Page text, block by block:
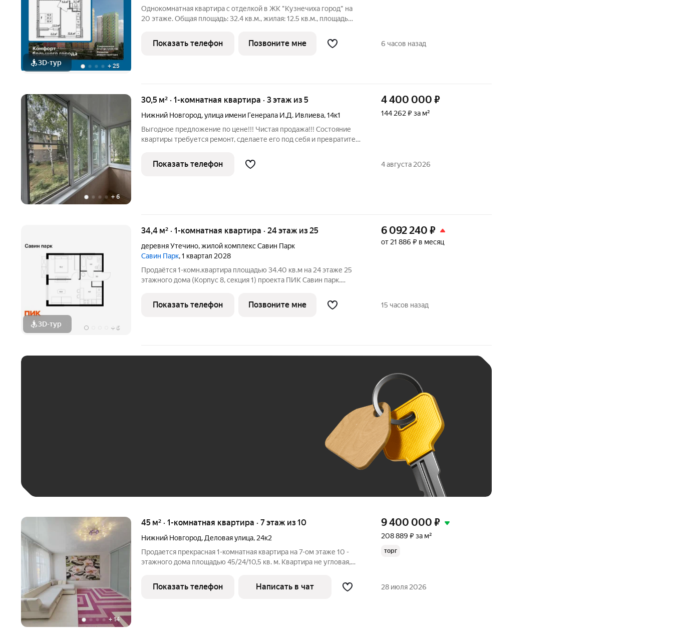
3D-тур + 25
Однокомнатная квартира с отделкой в ЖК "Кузнечиха город" на
20 этаже. Общая площадь: 32.4 кв.м., жилая: 12.5 кв.м., площадь
сторону. В квартире одна лоджия, один совмещенный санузел.
Показать телефон Позвоните мне 6 часов назад
+ 6
30,5 м² · 1-комнатная квартира · 3 этаж из 5
Нижний Новгород,улица имени Генерала И.Д. Ивлиева,14к1
Выгодное предложение по цене!!! Чистая продажа!!! Состояние
квартиры требуется ремонт, сделаете его под себя и превратите
Квартира без колонки, горячая вода центральная, балкон, окна во
двор.
4 400 000 ₽
144 262 ₽ за м²
Показать телефон 4 августа 2026
3D-тур + 6
34,4 м² · 1-комнатная квартира · 24 этаж из 25
деревня Утечино,жилой комплекс Савин Парк
Савин Парк, 1 квартал 2028
Продаётся 1-комн.квартира площадью 34.40 кв.м на 24 этаже 25
этажного дома (Корпус 8, секция 1) проекта ПИК Савин парк.
планировка, большие окна, с отделкой. Жилой квартал «Савин
парк»
6 092 240 ₽
от 21 886 ₽ в месяц
Показать телефон Позвоните мне 15 часов назад
+ 14
45 м² · 1-комнатная квартира · 7 этаж из 10
Нижний Новгород, Деловая улица, 24к2
Продается прекрасная 1-комнатная квартира на 7-ом этаже 10 -
этажного дома площадью 45/24/10,5 кв. м. Квартира не угловая,
В квартире произведен качественный ремонт: натяжные потолки,
9 400 000 ₽
208 889 ₽ за м²
торг
Показать телефон Написать в чат 28 июля 2026